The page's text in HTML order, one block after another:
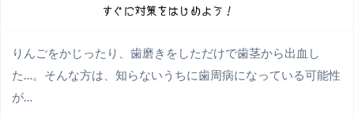
りんごをかじったり、歯磨きをしただけで歯茎から出血し
た…。そんな方は、知らないうちに歯周病になっている可能性
が…